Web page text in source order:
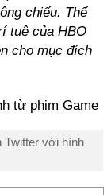
chiếu. Thế
tuệ của HBO
cho mục đích
Twitter với hình